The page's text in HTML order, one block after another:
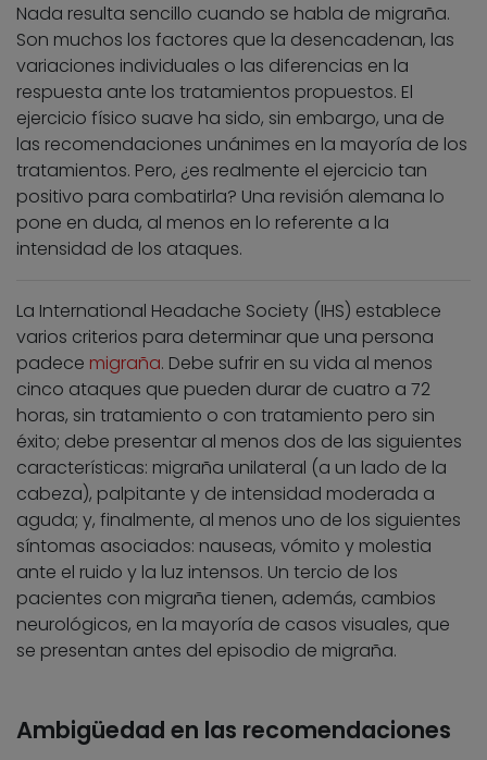
Nada resulta sencillo cuando se habla de migraña.
Son muchos los factores que la desencadenan, las
variaciones individuales o las diferencias en la
respuesta ante los tratamientos propuestos. El
ejercicio físico suave ha sido, sin embargo, una de
las recomendaciones unánimes en la mayoría de los
tratamientos. Pero, ¿es realmente el ejercicio tan
positivo para combatirla? Una revisión alemana lo
pone en duda, al menos en lo referente a la
intensidad de los ataques.
La International Headache Society (IHS) establece
varios criterios para determinar que una persona
padece migraña. Debe sufrir en su vida al menos
cinco ataques que pueden durar de cuatro a 72
horas, sin tratamiento o con tratamiento pero sin
éxito; debe presentar al menos dos de las siguientes
características: migraña unilateral (a un lado de la
cabeza), palpitante y de intensidad moderada a
aguda; y, finalmente, al menos uno de los siguientes
síntomas asociados: nauseas, vómito y molestia
ante el ruido y la luz intensos. Un tercio de los
pacientes con migraña tienen, además, cambios
neurológicos, en la mayoría de casos visuales, que
se presentan antes del episodio de migraña.
Ambigüedad en las recomendaciones